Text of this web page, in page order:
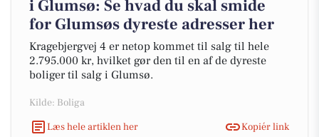
i Glumsø: Se hvad du skal smide
for Glumsøs dyreste adresser her
Kragebjergvej 4 er netop kommet til salg til hele
2.795.000 kr, hvilket gør den til en af de dyreste
boliger til salg i Glumsø.
Kilde: Boliga
Læs hele artiklen her
Kopiér link